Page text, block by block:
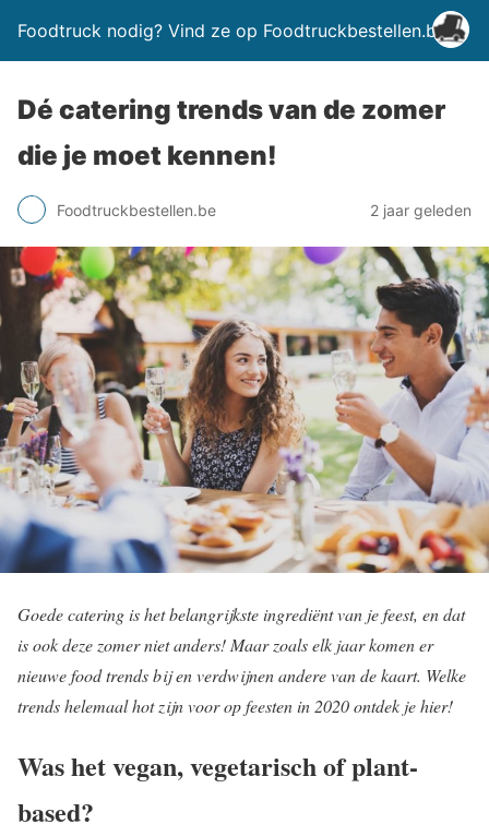
Foodtruck nodig? Vind ze op Foodtruckbestellen.be
Dé catering trends van de zomer
die je moet kennen!
Foodtruckbestellen.be 2 jaar geleden
Goede catering is het belangrijkste ingrediënt van je feest, en dat
is ook deze zomer niet anders! Maar zoals elk jaar komen er
nieuwe food trends bij en verdwijnen andere van de kaart. Welke
trends helemaal hot zijn voor op feesten in 2020 ontdek je hier!
Was het vegan, vegetarisch of plant-
based?